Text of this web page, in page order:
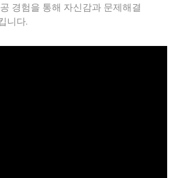
경험을 통해 자신감과 문제해결
니다.